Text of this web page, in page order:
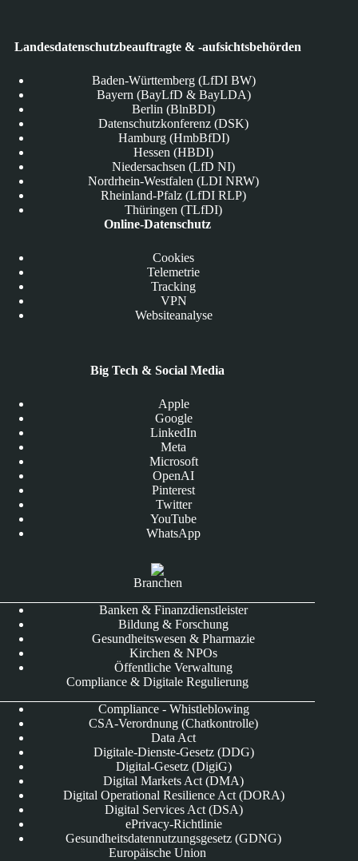
Landesdatenschutzbeauftragte & -aufsichtsbehörden
Baden-Württemberg (LfDI BW)
Bayern (BayLfD & BayLDA)
Berlin (BlnBDI)
Datenschutzkonferenz (DSK)
Hamburg (HmbBfDI)
Hessen (HBDI)
Niedersachsen (LfD NI)
Nordrhein-Westfalen (LDI NRW)
Rheinland-Pfalz (LfDI RLP)
Thüringen (TLfDI)
Online-Datenschutz
Cookies
Telemetrie
Tracking
VPN
Websiteanalyse
Big Tech & Social Media
Apple
Google
LinkedIn
Meta
Microsoft
OpenAI
Pinterest
Twitter
YouTube
WhatsApp
Branchen
Banken & Finanzdienstleister
Bildung & Forschung
Gesundheitswesen & Pharmazie
Kirchen & NPOs
Öffentliche Verwaltung
Compliance & Digitale Regulierung
Compliance - Whistleblowing
CSA-Verordnung (Chatkontrolle)
Data Act
Digitale-Dienste-Gesetz (DDG)
Digital-Gesetz (DigiG)
Digital Markets Act (DMA)
Digital Operational Resilience Act (DORA)
Digital Services Act (DSA)
ePrivacy-Richtlinie
Gesundheitsdatennutzungsgesetz (GDNG)
Europäische Union